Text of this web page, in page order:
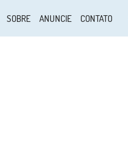
SOBRE ANUNCIE CONTATO